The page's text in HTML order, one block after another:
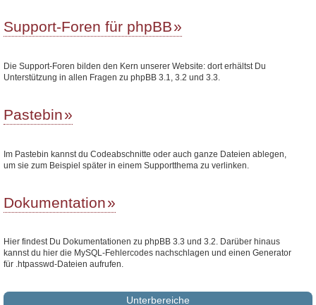
Support-Foren für phpBB
Die Support-Foren bilden den Kern unserer Website: dort erhältst Du
Unterstützung in allen Fragen zu phpBB 3.1, 3.2 und 3.3.
Pastebin
Im Pastebin kannst du Codeabschnitte oder auch ganze Dateien ablegen,
um sie zum Beispiel später in einem Supportthema zu verlinken.
Dokumentation
Hier findest Du Dokumentationen zu phpBB 3.3 und 3.2. Darüber hinaus
kannst du hier die MySQL-Fehlercodes nachschlagen und einen Generator
für .htpasswd-Dateien aufrufen.
Unterbereiche